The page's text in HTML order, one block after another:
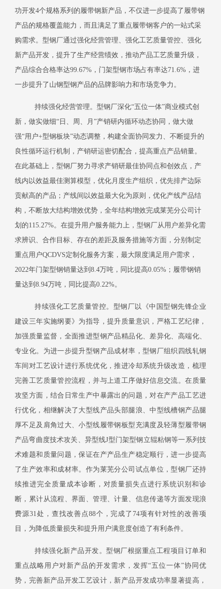
功开发4个规格系列的履带钢新产品，不仅进一步提高了履带钢
产品的规格覆盖能力，而且满足了重点履带钢客户的一站式采
购需求。型钢厂通过强化经营管理、强化工艺质量管控、强化
新产品开发，提升了生产经营绩效，推动产品工艺质量升级，
产品综合合格率达99.67%，门架型钢市场占有率达71.6%，进
一步提升了山钢型钢产品的品牌影响力和市场竞争力。
持续强化经营管理。型钢厂深化“五位一体”商业模式创
新，做实做细“日、周、月”产销研内循环动态协同，做大做
强“用户+型钢板块”动态调整，构建全面协同发力、不断提升的
良性循环运行机制，产销研运密切配合，提高重点产品销量。
在此基础上，型钢厂努力寻求产销研最佳协同点和创效点，产
线内以效益最佳测算模型，优化月度生产组织，优先排产边际
贡献高的产品；产线间以效益最大化为原则，优化产线产品结
构，不断放大结构增效优势，全年结构增效完成莱芜分公司计
划的115.27%。在提升用户服务能力上，型钢厂从用户差异化需
求辨识、合作目标、存在的差距及服务措施等方面，分别制定
重点用户QCDVS定制化服务方案，最大限度满足用户需求，
2022年门架型钢销量达到8.4万吨，同比提高0.05%；履带钢销
量达到8.94万吨，同比提高0.22%。
持续强化工艺质量管控。型钢厂以《中国型钢先锋企业
建设三年实施纲要》为指导，提升质量意识，严格工艺纪律，
加强质量监督，全面推进型钢产品精品化、差异化、高端化、
专业化。为进一步提升型钢产品成材率，型钢厂组织四线轧钢
车间对工艺设计进行系统优化，推进冷却系统升级改造，梳理
完善工艺质量管控流程，并与上道工序做好信息交流。在质量
攻坚方面，结合日常生产中暴露出的问题，对在产产品工艺进
行优化，相继解决了大型线产品头部腿浪、中型线槽钢产品腿
厚不足及肩角过大、小型线履带钢板型充满度及轻薄型履带钢
产品弯曲度技术攻关、异型线J型门架型钢立辊粘钢等一系列技
术难题和质量问题，保证在产产品生产稳定顺行，进一步提高
了生产效率和成材率。作为莱芜分公司试点单位，型钢厂还持
续推进完全质量成本诊断，对质量损失点进行系统识别和诊
断，累计从流程、界面、管理、计量、信息传递等方面发现浪
费源31处，查找改善点88个，完成了74项有针对性的改善项
目，为降低质量损失和提升用户满意度创造了有利条件。
持续强化新产品开发。型钢厂根据重点工程项目订单和
重点战略用户对新产品的开发需求，发挥“五位一体”协同优
势，完善新产品开发工艺设计，新产品开发成功率显著提高，